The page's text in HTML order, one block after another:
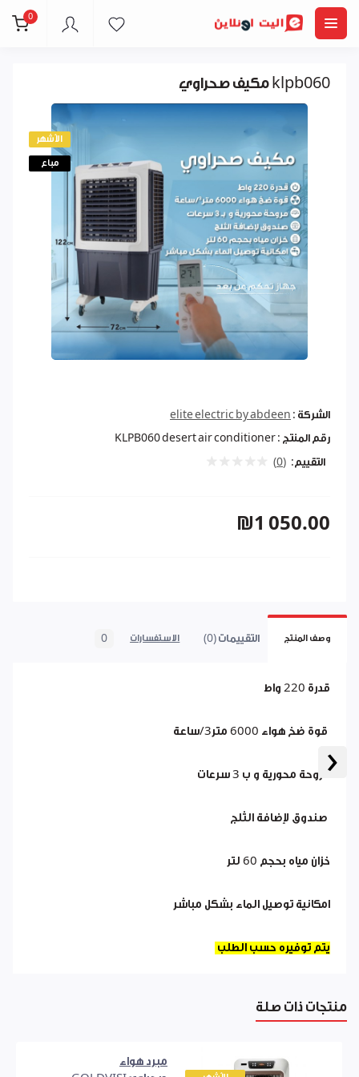
0
‹
مكيف صحراوي klpb060
الأشهر
مباع
الشركة : elite electric by abdeen
رقم المنتج : KLPB060 desert air conditioner
التقييم: (0)
₪1 050.00
وصف المنتج التقييمات (0) الاستفسارات 0
قدرة 220 واط
قوة ضخ هواء 6000 متر3/ساعة
مروحة محورية و ب 3 سرعات
صندوق لإضافة الثلج
خزان مياه بحجم 60 لتر
امكانية توصيل الماء بشكل مباشر
يتم توفيره حسب الطلب
منتجات ذات صلة
مبرد هواء